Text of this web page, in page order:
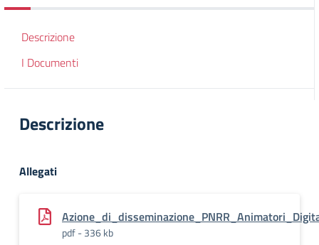
Descrizione
I Documenti
Descrizione
Allegati
pdf - 336 kb